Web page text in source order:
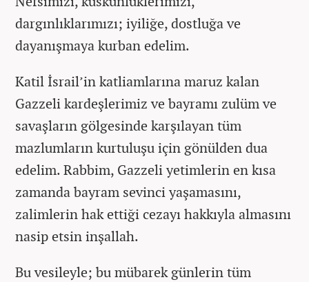
dargınlıklarımızı; iyiliğe, dostluğa ve
dayanışmaya kurban edelim.
Katil İsrail’in katliamlarına maruz kalan
Gazzeli kardeşlerimiz ve bayramı zulüm ve
savaşların gölgesinde karşılayan tüm
mazlumların kurtuluşu için gönülden dua
edelim. Rabbim, Gazzeli yetimlerin en kısa
zamanda bayram sevinci yaşamasını,
zalimlerin hak ettiği cezayı hakkıyla almasını
nasip etsin inşallah.
Bu vesileyle; bu mübarek günlerin tüm